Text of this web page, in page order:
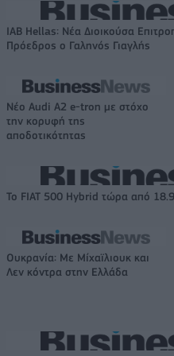
IAB Hellas: Νέα Διοικούσα
Πρόεδρος ο Γαληνός Γιαγλής
Νέο Audi A2 e-tron με στόχο
την κορυφή της
αποδοτικότητας
Το FIAT 500 Hybrid τώρα από
Ουκρανία: Με Μίχαϊλιουκ και
Λεν κόντρα στην Ελλάδα